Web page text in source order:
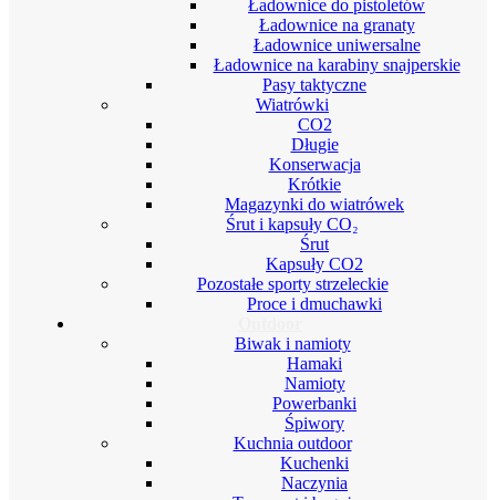
Ładownice do pistoletów
Ładownice na granaty
Ładownice uniwersalne
Ładownice na karabiny snajperskie
Pasy taktyczne
Wiatrówki
CO2
Długie
Konserwacja
Krótkie
Magazynki do wiatrówek
Śrut i kapsuły CO₂
Śrut
Kapsuły CO2
Pozostałe sporty strzeleckie
Proce i dmuchawki
Biwak i namioty
Hamaki
Namioty
Powerbanki
Śpiwory
Kuchnia outdoor
Kuchenki
Naczynia